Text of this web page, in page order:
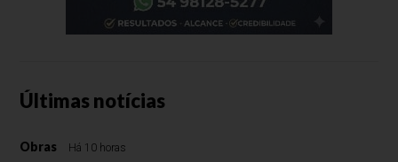
Últimas notícias
Obras Há 10 horas